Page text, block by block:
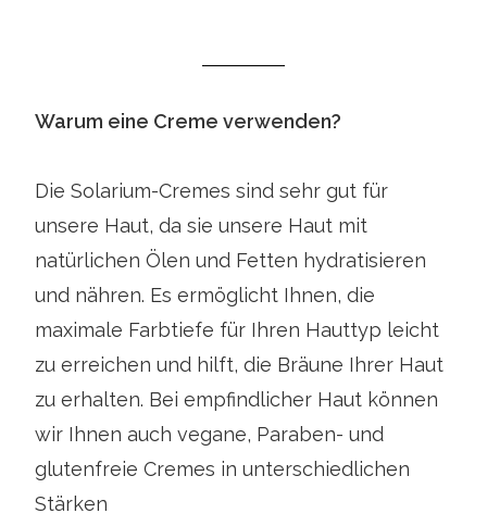
Warum eine Creme verwenden?
Die Solarium-Cremes sind sehr gut für
unsere Haut, da sie unsere Haut mit
natürlichen Ölen und Fetten hydratisieren
und nähren. Es ermöglicht Ihnen, die
maximale Farbtiefe für Ihren Hauttyp leicht
zu erreichen und hilft, die Bräune Ihrer Haut
zu erhalten. Bei empfindlicher Haut können
wir Ihnen auch vegane, Paraben- und
glutenfreie Cremes in unterschiedlichen
Stärken